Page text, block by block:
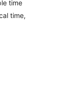
time
time,